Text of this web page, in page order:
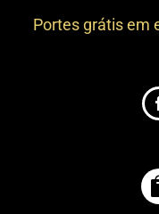
Portes grátis em